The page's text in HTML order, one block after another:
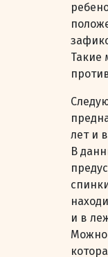
Такие
лет и
В
и в
Можно